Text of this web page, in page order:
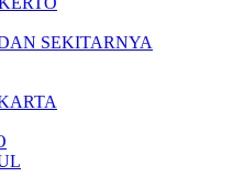
SEKITARNYA